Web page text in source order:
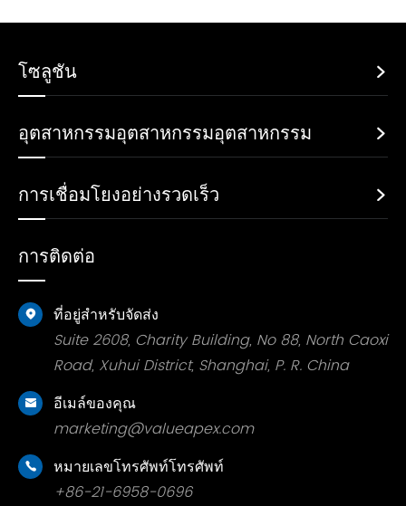
โซลูชัน 
อุตสาหกรรมอุตสาหกรรมอุตสาหกรรม 
การเชื่อมโยงอย่างรวดเร็ว 
การติดต่อ

ที่อยู่สำหรับจัดส่ง
Suite 2608, Charity Building, No 88, North Caoxi
Road, Xuhui District, Shanghai, P. R. China

อีเมล์ของคุณ
marketing@valueapex.com

หมายเลขโทรศัพท์โทรศัพท์
+86-21-6958-0696